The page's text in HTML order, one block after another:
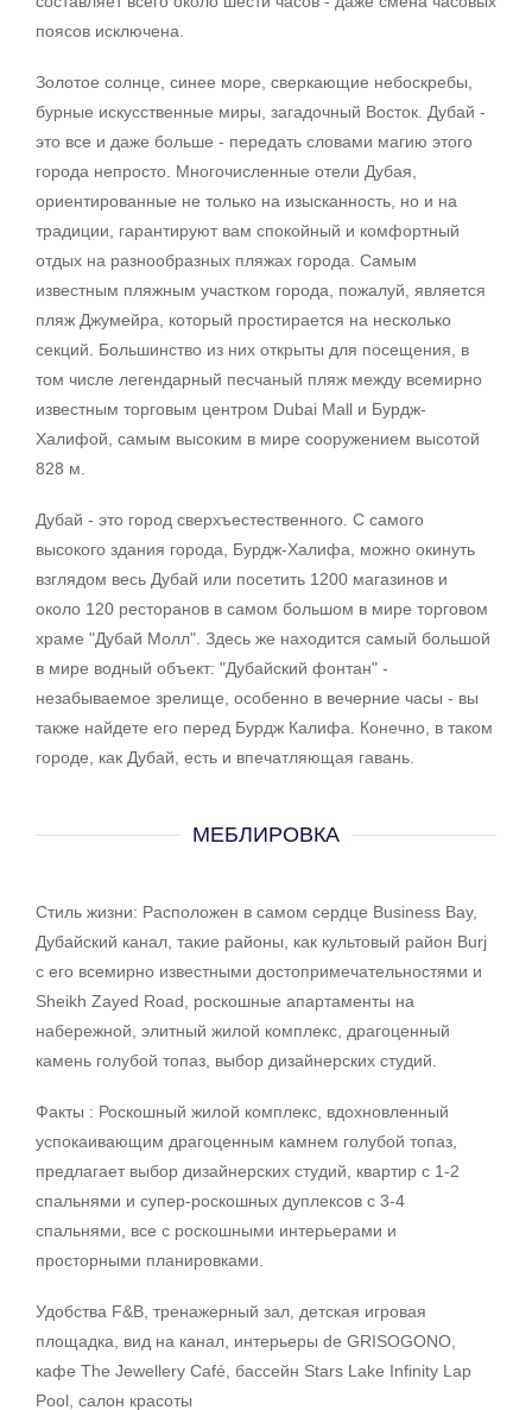
поясов исключена.
Золотое солнце, синее море, сверкающие небоскребы,
бурные искусственные миры, загадочный Восток. Дубай -
это все и даже больше - передать словами магию этого
города непросто. Многочисленные отели Дубая,
ориентированные не только на изысканность, но и на
традиции, гарантируют вам спокойный и комфортный
отдых на разнообразных пляжах города. Самым
известным пляжным участком города, пожалуй, является
пляж Джумейра, который простирается на несколько
секций. Большинство из них открыты для посещения, в
том числе легендарный песчаный пляж между всемирно
известным торговым центром Dubai Mall и Бурдж-
Халифой, самым высоким в мире сооружением высотой
828 м.
Дубай - это город сверхъестественного. С самого
высокого здания города, Бурдж-Халифа, можно окинуть
взглядом весь Дубай или посетить 1200 магазинов и
около 120 ресторанов в самом большом в мире торговом
храме "Дубай Молл". Здесь же находится самый большой
в мире водный объект: "Дубайский фонтан" -
незабываемое зрелище, особенно в вечерние часы - вы
также найдете его перед Бурдж Калифа. Конечно, в таком
городе, как Дубай, есть и впечатляющая гавань.
МЕБЛИРОВКА
Стиль жизни: Расположен в самом сердце Business Bay,
Дубайский канал, такие районы, как культовый район Burj
с его всемирно известными достопримечательностями и
Sheikh Zayed Road, роскошные апартаменты на
набережной, элитный жилой комплекс, драгоценный
камень голубой топаз, выбор дизайнерских студий.
Факты : Роскошный жилой комплекс, вдохновленный
успокаивающим драгоценным камнем голубой топаз,
предлагает выбор дизайнерских студий, квартир с 1-2
спальнями и супер-роскошных дуплексов с 3-4
спальнями, все с роскошными интерьерами и
просторными планировками.
Удобства F&B, тренажерный зал, детская игровая
площадка, вид на канал, интерьеры de GRISOGONO,
кафе The Jewellery Café, бассейн Stars Lake Infinity Lap
Pool, салон красоты